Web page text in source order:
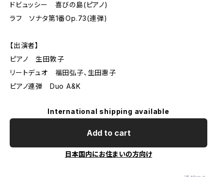
ドビュッシー 喜びの島(ピアノ)
ラフ ソナタ第1番Op.73(連弾)
【出演者】
ピアノ 生田敦子
リートデュオ 福田弘子、生田惠子
ピアノ連弾 Duo A&K
International shipping available
Add to cart
日本国内にお住まいの方向け